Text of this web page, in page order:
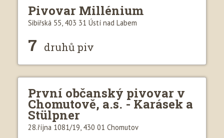
Pivovar Millénium
Sibiřská 55, 403 31 Ústí nad Labem
7 druhů piv
První občanský pivovar v
Chomutově, a.s. - Karásek a
Stülpner
28.října 1081/19, 430 01 Chomutov